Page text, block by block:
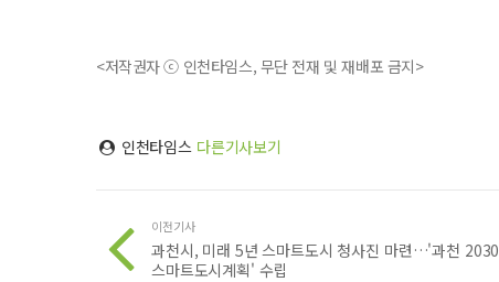
<저작권자 ⓒ 인천타임스, 무단 전재 및 재배포 금지>
인천타임스 다른기사보기
이전기사
과천시, 미래 5년 스마트도시 청사진 마련…'과천 2030
스마트도시계획' 수립